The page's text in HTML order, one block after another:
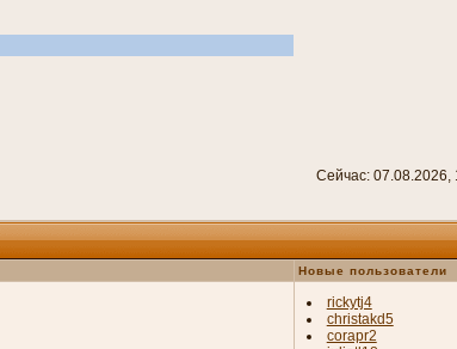
Сейчас: 07.08.2026,
Новые пользователи
rickytj4
christakd5
corapr2